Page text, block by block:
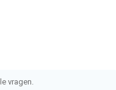
vragen.